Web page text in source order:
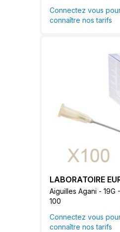
Connectez vous
connaître nos tarifs
LABORATOIRE
Aiguilles Agani - 19G
100
Connectez vous
connaître nos tarifs